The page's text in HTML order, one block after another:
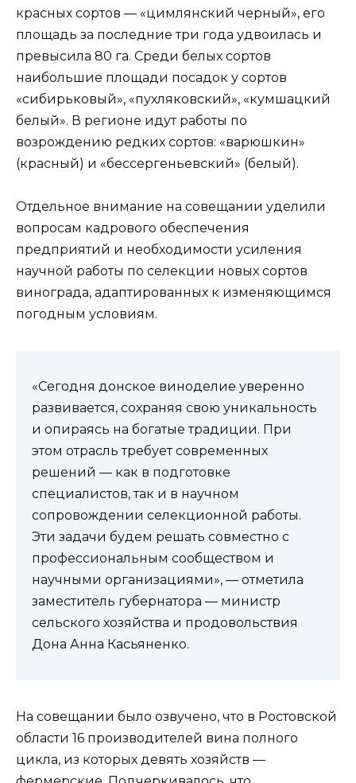
красных сортов — «цимлянский черный», его
площадь за последние три года удвоилась и
превысила 80 га. Среди белых сортов
наибольшие площади посадок у сортов
«сибирьковый», «пухляковский», «кумшацкий
белый». В регионе идут работы по
возрождению редких сортов: «варюшкин»
(красный) и «бессергеньевский» (белый).
Отдельное внимание на совещании уделили
вопросам кадрового обеспечения
предприятий и необходимости усиления
научной работы по селекции новых сортов
винограда, адаптированных к изменяющимся
погодным условиям.
«Сегодня донское виноделие уверенно
развивается, сохраняя свою уникальность
и опираясь на богатые традиции. При
этом отрасль требует современных
решений — как в подготовке
специалистов, так и в научном
сопровождении селекционной работы.
Эти задачи будем решать совместно с
профессиональным сообществом и
научными организациями», — отметила
заместитель губернатора — министр
сельского хозяйства и продовольствия
Дона Анна Касьяненко.
На совещании было озвучено, что в Ростовской
области 16 производителей вина полного
цикла, из которых девять хозяйств —